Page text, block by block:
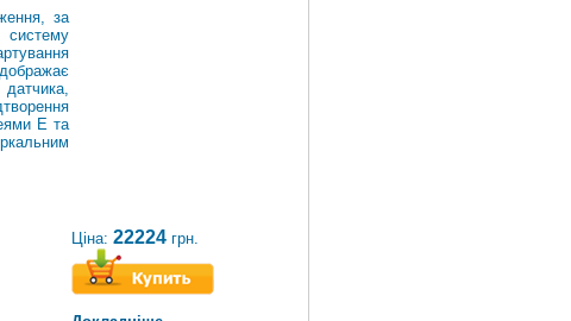
за
Е та
Ціна: 22224 грн.